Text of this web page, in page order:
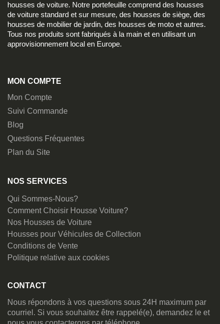
housses de voiture. Notre portefeuille comprend des housses
de voiture standard et sur mesure, des housses de siège, des
housses de mobilier de jardin, des housses de moto et autres.
Tous nos produits sont fabriqués à la main et en utilisant un
approvisionnement local en Europe.
MON COMPTE
Mon Compte
Suivi Commande
Blog
Questions Fréquentes
Plan du Site
NOS SERVICES
Qui Sommes-Nous?
Comment Choisir Housse Voiture?
Nos Housses de Voiture
Housses pour Véhicules de Collection
Conditions de Vente
Politique relative aux cookies
CONTACT
Nous répondons à vos questions sous 24H maximum par
courriel. Si vous souhaitez être rappelé(e), demandez le et